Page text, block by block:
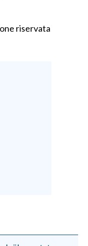
riservata